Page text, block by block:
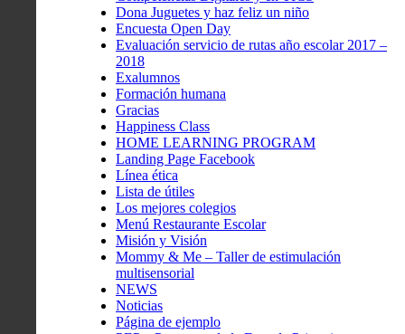
Dona Juguetes y haz feliz un niño
Encuesta Open Day
Evaluación servicio de rutas año escolar 2017 –
2018
Exalumnos
Formación humana
Gracias
Happiness Class
HOME LEARNING PROGRAM
Landing Page Facebook
Línea ética
Lista de útiles
Los mejores colegios
Menú Restaurante Escolar
Misión y Visión
Mommy & Me – Taller de estimulación
multisensorial
NEWS
Noticias
Página de ejemplo